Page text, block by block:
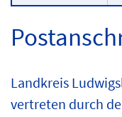
Landkreis
vertreten durch